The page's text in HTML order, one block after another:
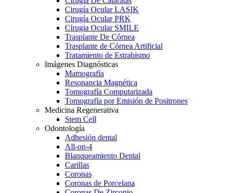
Cirugía Ocular LASIK
Cirugía Ocular PRK
Círugia Ocular SMILE
Trasplante De Córnea
Trasplante de Córnea Artificial
Tratamiento de Estrabismo
Imágenes Diagnósticas
Mamografía
Resonancia Magnética
Tomografía Computarizada
Tomografía por Emisión de Positrones
Medicina Regenerativa
Stem Cell
Odontología
Adhesión dental
All-on-4
Blanqueamiento Dental
Carillas
Coronas
Coronas de Porcelana